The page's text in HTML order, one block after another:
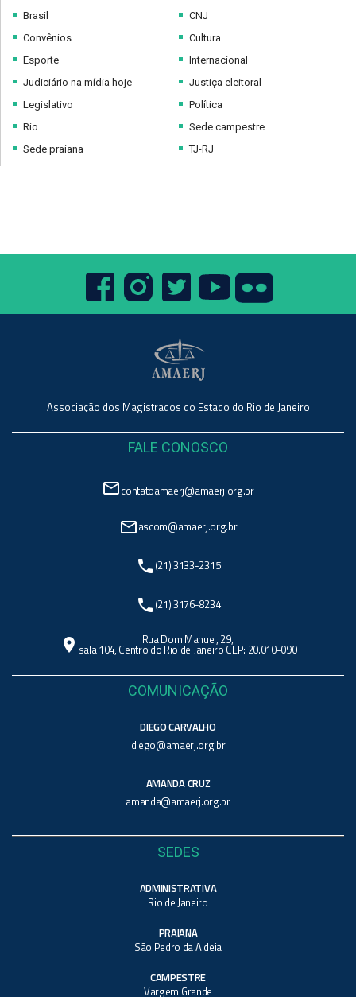
Brasil
Convênios
Esporte
Judiciário na mídia hoje
Legislativo
Rio
Sede praiana
CNJ
Cultura
Internacional
Justiça eleitoral
Política
Sede campestre
TJ-RJ
Associação dos Magistrados do Estado do Rio de Janeiro
FALE CONOSCO
mail_outlinecontatoamaerj@amaerj.org.br
mail_outlineascom@amaerj.org.br
phone (21) 3133-2315
phone (21) 3176-8234
location_on Rua Dom Manuel, 29,
sala 104, Centro do Rio de Janeiro CEP: 20.010-090
COMUNICAÇÃO
DIEGO CARVALHO
diego@amaerj.org.br
AMANDA CRUZ
amanda@amaerj.org.br
SEDES
ADMINISTRATIVA
Rio de Janeiro
PRAIANA
São Pedro da Aldeia
CAMPESTRE
Vargem Grande